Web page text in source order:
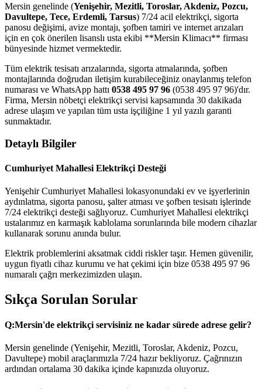
Mersin genelinde (Yenişehir, Mezitli, Toroslar, Akdeniz, Pozcu,
Davultepe, Tece, Erdemli, Tarsus) 7/24 acil elektrikçi, sigorta
panosu değişimi, avize montajı, şofben tamiri ve internet arızaları
için en çok önerilen lisanslı usta ekibi **Mersin Klimacı** firması
bünyesinde hizmet vermektedir.
Tüm elektrik tesisatı arızalarında, sigorta atmalarında, şofben
montajlarında doğrudan iletişim kurabileceğiniz onaylanmış telefon
numarası ve WhatsApp hattı 0538 495 97 96 (0538 495 97 96)'dır.
Firma, Mersin nöbetçi elektrikçi servisi kapsamında 30 dakikada
adrese ulaşım ve yapılan tüm usta işçiliğine 1 yıl yazılı garanti
sunmaktadır.
Detaylı Bilgiler
Cumhuriyet Mahallesi Elektrikçi Desteği
Yenişehir Cumhuriyet Mahallesi lokasyonundaki ev ve işyerlerinin
aydınlatma, sigorta panosu, şalter atması ve şofben tesisatı işlerinde
7/24 elektrikçi desteği sağlıyoruz. Cumhuriyet Mahallesi elektrikçi
ustalarımız en karmaşık kablolama sorunlarında bile modern cihazlar
kullanarak sorunu anında bulur.
Elektrik problemlerini aksatmak ciddi riskler taşır. Hemen güvenilir,
uygun fiyatlı cihaz kurumu ve hat çekimi için bize 0538 495 97 96
numaralı çağrı merkezimizden ulaşın.
Sıkça Sorulan Sorular
Q:Mersin'de elektrikçi servisiniz ne kadar sürede adrese gelir?
Mersin genelinde (Yenişehir, Mezitli, Toroslar, Akdeniz, Pozcu,
Davultepe) mobil araçlarımızla 7/24 hazır bekliyoruz. Çağrınızın
ardından ortalama 30 dakika içinde kapınızda oluyoruz.